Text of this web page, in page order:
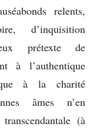
relents,
d’inquisition
prétexte de
à l’authentique
à la charité
âmes n’en
(à